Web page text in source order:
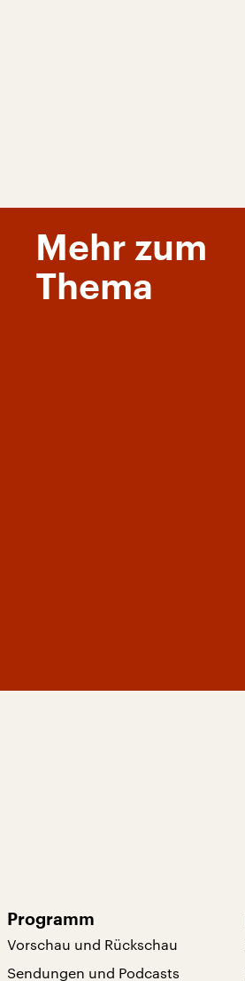
Mehr zum
Thema
Programm
Vorschau und Rückschau
Sendungen und Podcasts